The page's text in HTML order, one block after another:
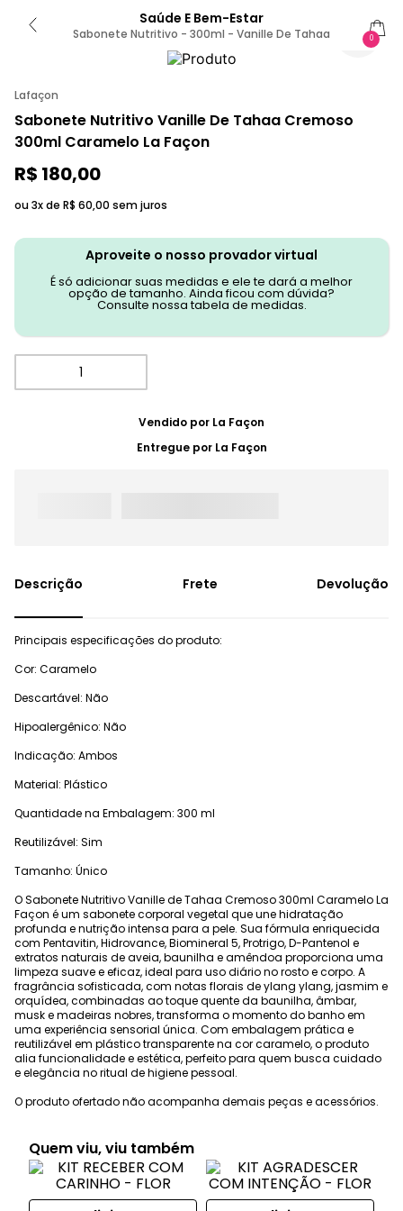
Saúde E Bem-Estar
Sabonete Nutritivo - 300ml - Vanille De Tahaa 0
Lafaçon
Sabonete Nutritivo Vanille De Tahaa Cremoso
300ml Caramelo La Façon
R$ 180,00
ou 3x de R$ 60,00 sem juros
Aproveite o nosso provador virtual
É só adicionar suas medidas e ele te dará a melhor
opção de tamanho. Ainda ficou com dúvida?
Consulte nossa tabela de medidas.
Vendido por La Façon
Entregue por La Façon
Frete Devolução
Principais especificações do produto:
Cor: Caramelo
Descartável: Não
Hipoalergênico: Não
Indicação: Ambos
Material: Plástico
Quantidade na Embalagem: 300 ml
Reutilizável: Sim
Tamanho: Único
O Sabonete Nutritivo Vanille de Tahaa Cremoso 300ml Caramelo La
Façon é um sabonete corporal vegetal que une hidratação
profunda e nutrição intensa para a pele. Sua fórmula enriquecida
com Pentavitin, Hidrovance, Biomineral 5, Protrigo, D-Pantenol e
extratos naturais de aveia, baunilha e amêndoa proporciona uma
limpeza suave e eficaz, ideal para uso diário no rosto e corpo. A
fragrância sofisticada, com notas florais de ylang ylang, jasmim e
orquídea, combinadas ao toque quente da baunilha, âmbar,
musk e madeiras nobres, transforma o momento do banho em
uma experiência sensorial única. Com embalagem prática e
reutilizável em plástico transparente na cor caramelo, o produto
alia funcionalidade e estética, perfeito para quem busca cuidado
e elegância no ritual de higiene pessoal.
O produto ofertado não acompanha demais peças e acessórios.
Quem viu, viu também